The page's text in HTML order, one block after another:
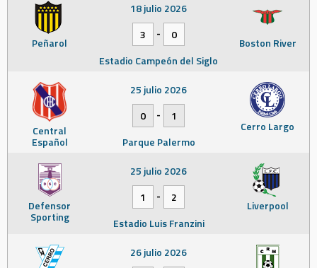
Peñarol Boston River
18 julio 2026
3
-
0
Estadio Campeón del Siglo
Central
Español
Cerro Largo
25 julio 2026
0
-
1
Parque Palermo
Defensor
Sporting
Liverpool
25 julio 2026
1
-
2
Estadio Luis Franzini
26 julio 2026